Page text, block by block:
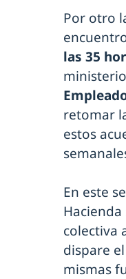
Por otro
las 35
retomar
estos
En este
Hacienda
colectiva
dispare
mismas